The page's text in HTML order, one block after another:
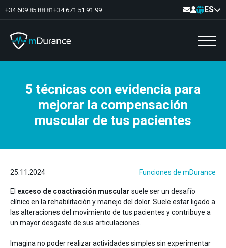
+34 609 85 88 81+34 671 51 91 99 ES
Déficits y excesos de activación
Sinergias musculares
Asimetrías musculares
Analítica muscular
Suelo pélvico
Entrenamiento
5 técnicas con evidencia para
mejorar la compensación
muscular de tus pacientes
25.11.2024 Funciones de mDurance
El exceso de coactivación muscular suele ser un desafío
clínico en la rehabilitación y manejo del dolor. Suele estar ligado a
las alteraciones del movimiento de tus pacientes y contribuye a
un mayor desgaste de sus articulaciones.
Imagina no poder realizar actividades simples sin experimentar